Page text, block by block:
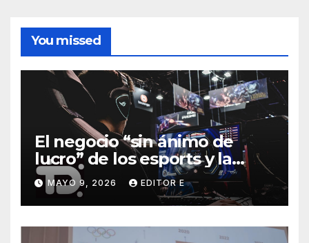
You missed
El negocio “sin ánimo de
lucro” de los esports y la
batalla por el control del
deporte y sus eventos
MAYO 9, 2026 EDITOR E